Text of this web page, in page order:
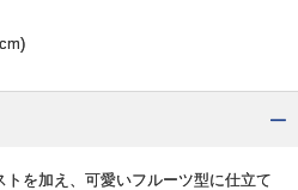
を加え、可愛いフルーツ型に仕立て